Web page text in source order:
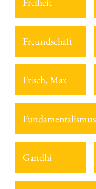
Freundschaft
Frisch, Max
Fundamentalismus
Gandhi